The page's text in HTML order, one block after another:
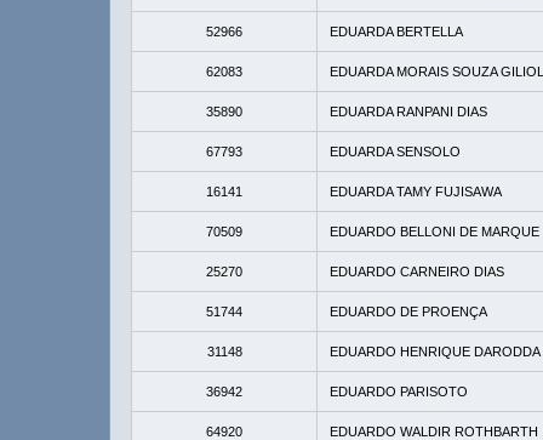
52966 EDUARDA BERTELLA
62083 EDUARDA MORAIS SOUZA
35890 EDUARDA RANPANI DIAS
67793 EDUARDA SENSOLO
16141 EDUARDA TAMY FUJISAWA
70509 EDUARDO BELLONI DE MARQUE
25270 EDUARDO CARNEIRO DIAS
51744 EDUARDO DE PROENÇA
31148 EDUARDO HENRIQUE DARODDA
36942 EDUARDO PARISOTO
64920 EDUARDO WALDIR ROTHBARTH